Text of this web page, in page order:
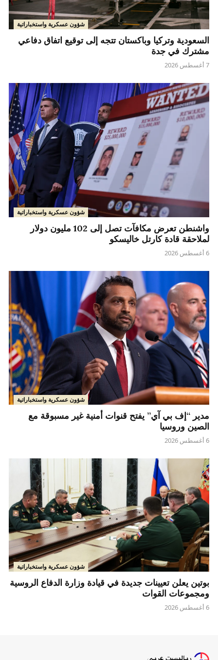
شؤون عسكرية واستخباراتية
السعودية وتركيا وباكستان تتجه إلى توقيع اتفاق دفاعي
مشترك في جدة
7 أغسطس 2026
شؤون عسكرية واستخباراتية
واشنطن تعرض مكافآت تصل إلى 102 مليون دولار
لملاحقة قادة كارتل خاليسكو
6 أغسطس 2026
شؤون عسكرية واستخباراتية
مدير “إف بي آي” يفتح قنوات أمنية غير مسبوقة مع
الصين وروسيا
6 أغسطس 2026
شؤون عسكرية واستخباراتية
بوتين يعلن تعيينات جديدة في قيادة وزارة الدفاع الروسية
ومجموعات القوات
6 أغسطس 2026